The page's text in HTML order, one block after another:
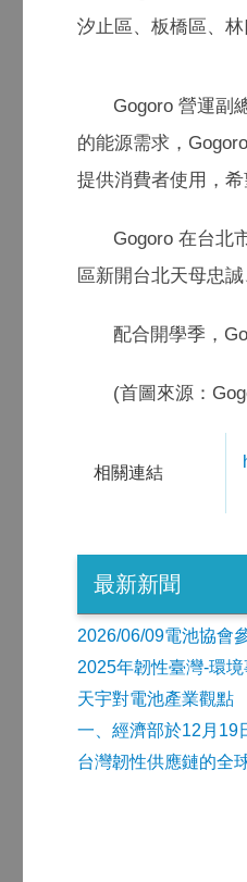
汐止區、板橋區、
Gogoro 營運副
的能源需求，
提供消費者使用，
Gogoro 在台北
區新開台北天母忠
配合開學季，
(首圖來源：
相關連結
最新新聞
2026/06/09電池協會
2025年韌性臺灣-環
天宇對電池產業觀點
一、經濟部於12月19
台灣韌性供應鏈的全